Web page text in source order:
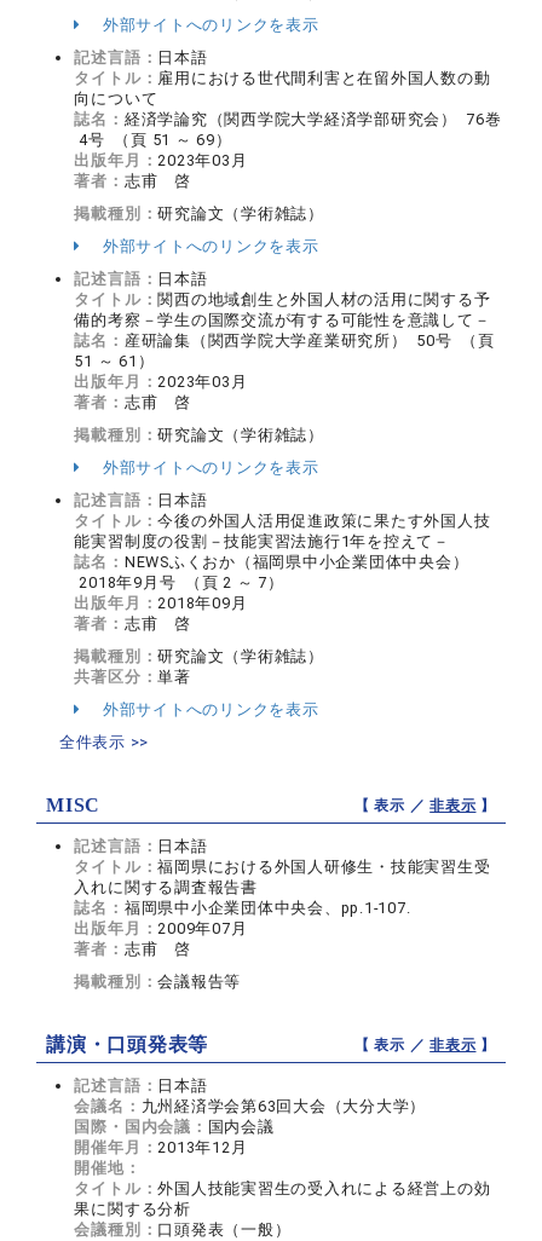
外部サイトへのリンクを表示
記述言語： 日本語
タイトル： 雇用における世代間利害と在留外国人数の動
向について
誌名： 経済学論究（関西学院大学経済学部研究会） 76巻
4号 （頁 51 ～ 69）
出版年月：2023年03月
著者： 志甫 啓
掲載種別：研究論文（学術雑誌）
外部サイトへのリンクを表示
記述言語： 日本語
タイトル： 関西の地域創生と外国人材の活用に関する予
備的考察－学生の国際交流が有する可能性を意識して－
誌名： 産研論集（関西学院大学産業研究所） 50号 （頁
51 ～ 61）
出版年月：2023年03月
著者： 志甫 啓
掲載種別：研究論文（学術雑誌）
外部サイトへのリンクを表示
記述言語： 日本語
タイトル：今後の外国人活用促進政策に果たす外国人技
能実習制度の役割－技能実習法施行1年を控えて－
誌名： NEWSふくおか（福岡県中小企業団体中央会）
2018年9月号 （頁 2 ～ 7）
出版年月：2018年09月
著者： 志甫 啓
掲載種別：研究論文（学術雑誌）
共著区分：単著
外部サイトへのリンクを表示
全件表示 >>
MISC 【 表示 ／非表示 】
記述言語： 日本語
タイトル：福岡県における外国人研修生・技能実習生受
入れに関する調査報告書
誌名： 福岡県中小企業団体中央会、pp.1-107.
出版年月：2009年07月
著者： 志甫 啓
掲載種別：会議報告等
講演・口頭発表等 【 表示 ／非表示 】
記述言語： 日本語
会議名： 九州経済学会第63回大会（大分大学）
国際・国内会議： 国内会議
開催年月：2013年12月
開催地：
タイトル：外国人技能実習生の受入れによる経営上の効
果に関する分析
会議種別： 口頭発表（一般）